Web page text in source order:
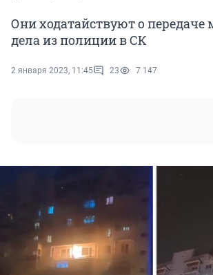
Они ходатайствуют о передаче
дела из полиции в СК
2 января 2023, 11:45 23 7 147